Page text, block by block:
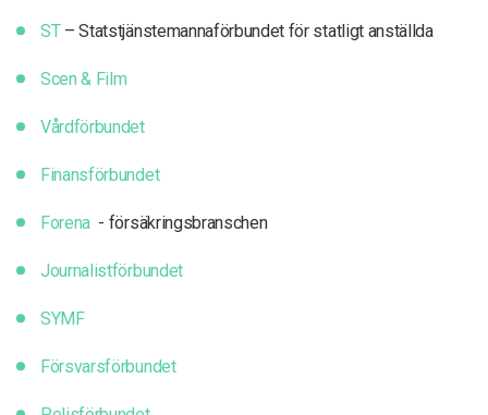
ST– Statstjänstemannaförbundet för statligt anställda
Scen & Film
Vårdförbundet
Finansförbundet
Forena - försäkringsbranschen
Journalistförbundet
SYMF
Försvarsförbundet